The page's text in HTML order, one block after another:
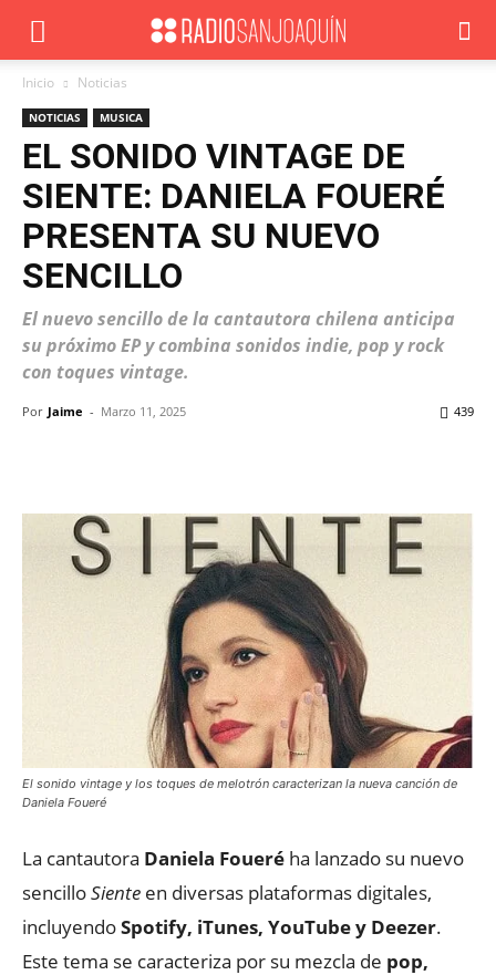
Inicio Noticias
NOTICIAS MUSICA
EL SONIDO VINTAGE DE
SIENTE: DANIELA FOUERÉ
PRESENTA SU NUEVO
SENCILLO
El nuevo sencillo de la cantautora chilena anticipa
su próximo EP y combina sonidos indie, pop y rock
con toques vintage.
Por Jaime - Marzo 11, 2025 439
El sonido vintage y los toques de melotrón caracterizan la nueva canción de
Daniela Foueré
La cantautora Daniela Foueré ha lanzado su nuevo
sencilloSiente en diversas plataformas digitales,
incluyendoSpotify, iTunes, YouTube y Deezer.
Este tema se caracteriza por su mezcla de pop,